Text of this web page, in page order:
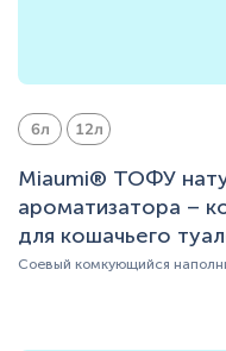
6л 12л
Miaumi® ТОФУ
ароматизатора –
для кошачьего
Соевый комкующийся